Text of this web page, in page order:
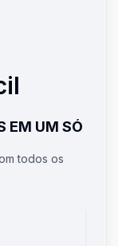
EM UM SÓ
todos os